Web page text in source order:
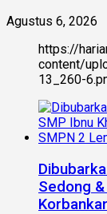
Agustus 6, 2026
https://
content/
13_260-
Sedong